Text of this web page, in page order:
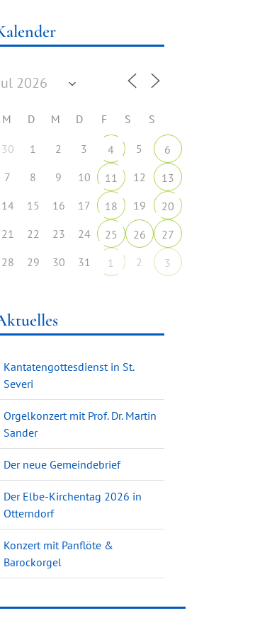
M D M D F S S
30 1 2 3 4 5
6
7
8 9 10 11 12
13
14
15 16 17 18 19
20
21
22 23 24 25 26
27
28
29 30 31 1 2 3
Kantatengottesdienst in St.
Severi
Orgelkonzert mit Prof. Dr. Martin
Sander
Der neue Gemeindebrief
Der Elbe-Kirchentag 2026 in
Otterndorf
Konzert mit Panflöte &
Barockorgel